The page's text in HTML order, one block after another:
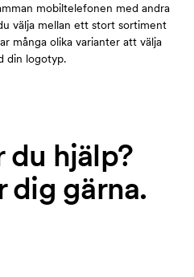
mobiltelefonen med andra
välja mellan ett stort sortiment
många olika varianter att välja
din logotyp.
du hjälp?
dig gärna.